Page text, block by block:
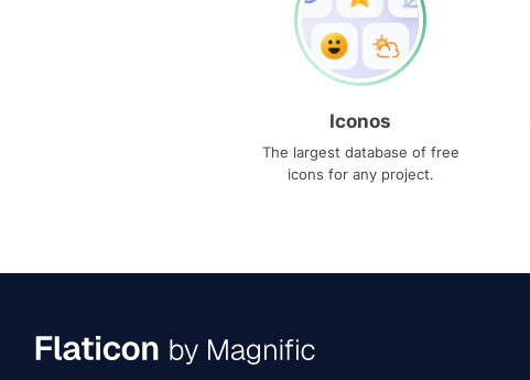
Iconos
The largest database of free
icons for any project.